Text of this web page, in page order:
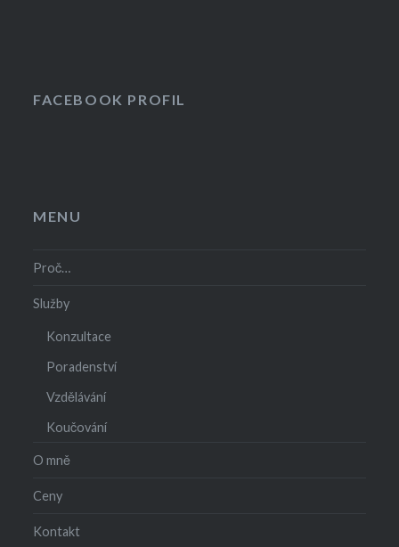
FACEBOOK PROFIL
MENU
Proč…
Služby
Konzultace
Poradenství
Vzdělávání
Koučování
O mně
Ceny
Kontakt